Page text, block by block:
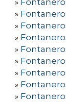
»
»
»
»
»
»
»
»
»